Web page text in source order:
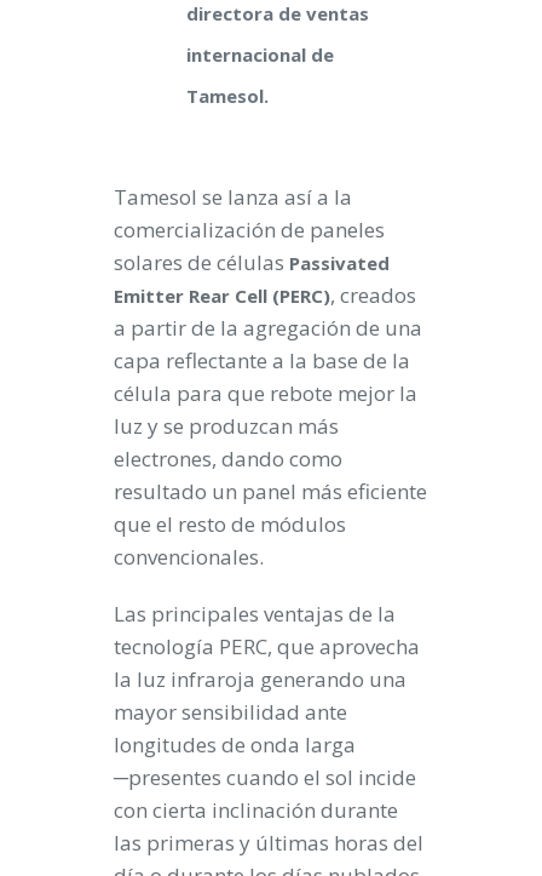
directora de ventas
internacional de
Tamesol.
Tamesol se lanza así a la
comercialización de paneles
solares de células Passivated
Emitter Rear Cell (PERC), creados
a partir de la agregación de una
capa reflectante a la base de la
célula para que rebote mejor la
luz y se produzcan más
electrones, dando como
resultado un panel más eficiente
que el resto de módulos
convencionales.
Las principales ventajas de la
tecnología PERC, que aprovecha
la luz infraroja generando una
mayor sensibilidad ante
longitudes de onda larga
─presentes cuando el sol incide
con cierta inclinación durante
las primeras y últimas horas del